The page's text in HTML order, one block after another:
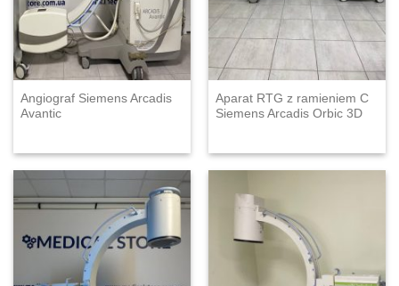
Angiograf Siemens Arcadis
Avantic
Aparat RTG z ramieniem C
Siemens Arcadis Orbic 3D